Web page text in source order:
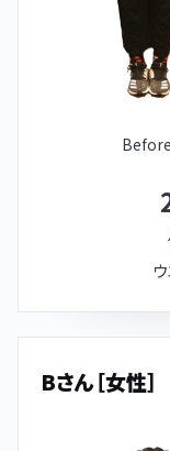
Before
Bさん［女性］